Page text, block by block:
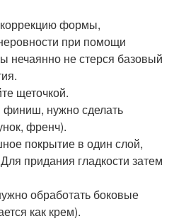
формы,
при помощи
нечаянно не стерся базовый
щеточкой.
финиш, нужно сделать
френч).
покрытие в один слой,
придания гладкости затем
обработать боковые
как крем).